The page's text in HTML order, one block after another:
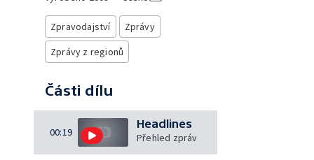
Zpravodajství
Zprávy
Zprávy z regionů
Části dílu
00:19
Headlines
Přehled zpráv